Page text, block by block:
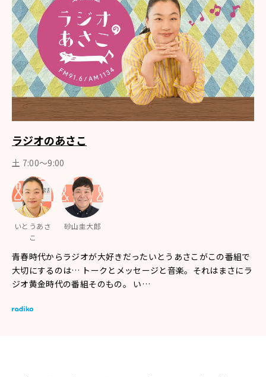
ラジオのあさこ
土 7:00～9:00
いとうあさ
こ
砂山圭大郎
青春時代からラジオが大好きだったいとうあさこがこの番組で
大切にするのは… トークとメッセージと音楽。それはまさにラ
ジオ黄金時代の番組そのもの。 い…